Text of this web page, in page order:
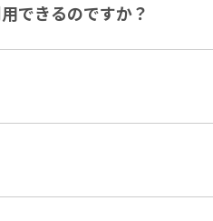
できるのですか？